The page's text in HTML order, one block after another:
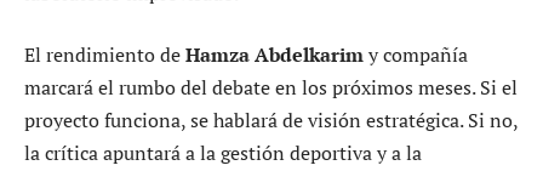
El rendimiento deHamza Abdelkarimy compañía
marcará el rumbo del debate en los próximos meses. Si el
proyecto funciona, se hablará de visión estratégica. Si no,
la crítica apuntará a la gestión deportiva y a la